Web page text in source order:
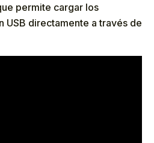
permite cargar los
USB directamente a través de